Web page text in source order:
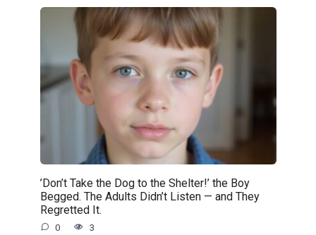
’Don’t Take the Dog to the Shelter!’ the Boy
Begged. The Adults Didn’t Listen — and They
Regretted It.
0 3